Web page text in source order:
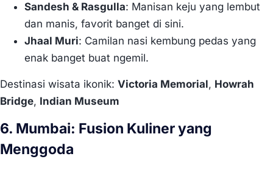
Sandesh & Rasgulla: Manisan keju yang lembut
dan manis, favorit banget di sini.
Jhaal Muri: Camilan nasi kembung pedas yang
enak banget buat ngemil.
Destinasi wisata ikonik: Victoria Memorial, Howrah
Bridge, Indian Museum
6. Mumbai: Fusion Kuliner yang
Menggoda